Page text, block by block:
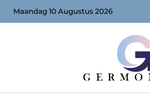
Maandag 10 Augustus 2026